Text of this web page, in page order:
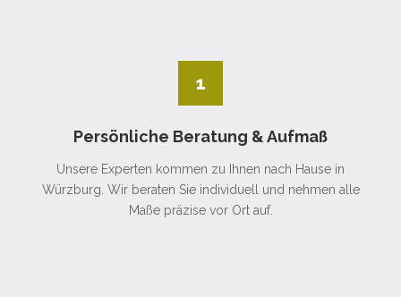
1
Persönliche Beratung & Aufmaß
Unsere Experten kommen zu Ihnen nach Hause in
Würzburg. Wir beraten Sie individuell und nehmen alle
Maße präzise vor Ort auf.